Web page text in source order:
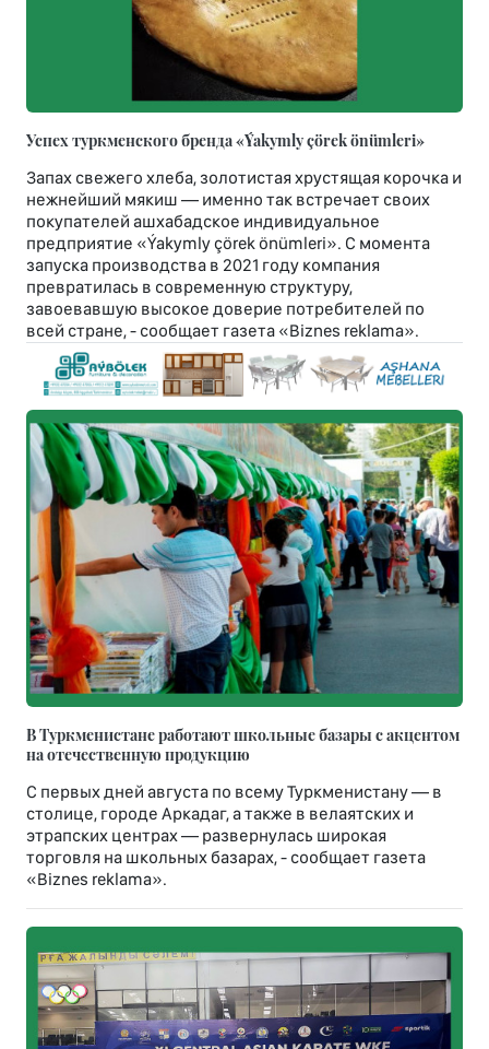
Успех туркменского бренда «Ýakymly çörek önümleri»
Запах свежего хлеба, золотистая хрустящая корочка и
нежнейший мякиш — именно так встречает своих
покупателей ашхабадское индивидуальное
предприятие «Ýakymly çörek önümleri». С момента
запуска производства в 2021 году компания
превратилась в современную структуру,
завоевавшую высокое доверие потребителей по
всей стране, - сообщает газета «Biznes reklama».
В Туркменистане работают школьные базары с акцентом
на отечественную продукцию
С первых дней августа по всему Туркменистану — в
столице, городе Аркадаг, а также в велаятских и
этрапских центрах — развернулась широкая
торговля на школьных базарах, - сообщает газета
«Biznes reklama».